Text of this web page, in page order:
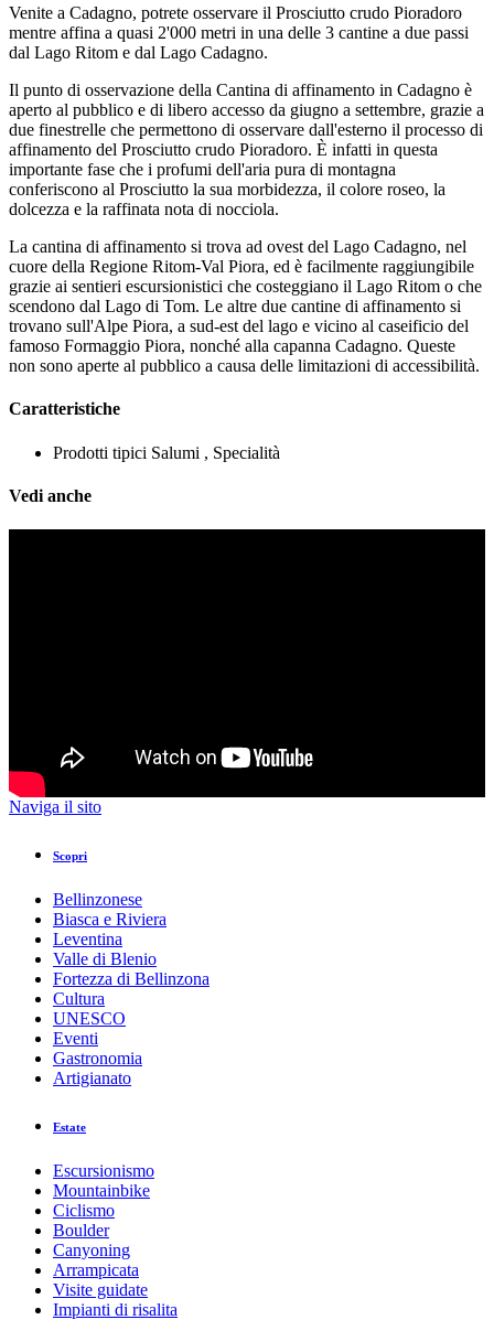
Venite a Cadagno, potrete osservare il Prosciutto crudo Pioradoro
mentre affina a quasi 2'000 metri in una delle 3 cantine a due passi
dal Lago Ritom e dal Lago Cadagno.
Il punto di osservazione della Cantina di affinamento in Cadagno è
aperto al pubblico e di libero accesso da giugno a settembre, grazie a
due finestrelle che permettono di osservare dall'esterno il processo di
affinamento del Prosciutto crudo Pioradoro. È infatti in questa
importante fase che i profumi dell'aria pura di montagna
conferiscono al Prosciutto la sua morbidezza, il colore roseo, la
dolcezza e la raffinata nota di nocciola.
La cantina di affinamento si trova ad ovest del Lago Cadagno, nel
cuore della Regione Ritom-Val Piora, ed è facilmente raggiungibile
grazie ai sentieri escursionistici che costeggiano il Lago Ritom o che
scendono dal Lago di Tom. Le altre due cantine di affinamento si
trovano sull'Alpe Piora, a sud-est del lago e vicino al caseificio del
famoso Formaggio Piora, nonché alla capanna Cadagno. Queste
non sono aperte al pubblico a causa delle limitazioni di accessibilità.
Caratteristiche
Prodotti tipici Salumi , Specialità
Vedi anche
Naviga il sito
Scopri
Bellinzonese
Biasca e Riviera
Leventina
Valle di Blenio
Fortezza di Bellinzona
Cultura
UNESCO
Eventi
Gastronomia
Artigianato
Estate
Escursionismo
Mountainbike
Ciclismo
Boulder
Canyoning
Arrampicata
Visite guidate
Impianti di risalita